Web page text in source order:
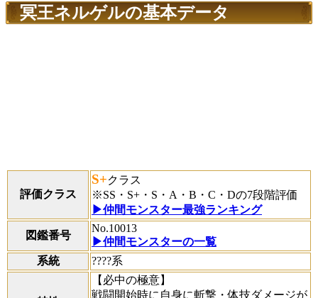
冥王ネルゲルの基本データ
評価クラス
S+クラス
※SS・S+・S・A・B・C・Dの7段階評価
▶仲間モンスター最強ランキング
図鑑番号
No.10013
▶仲間モンスターの一覧
系統
????系
【必中の極意】
戦闘開始時に自身に斬撃・体技ダメージが